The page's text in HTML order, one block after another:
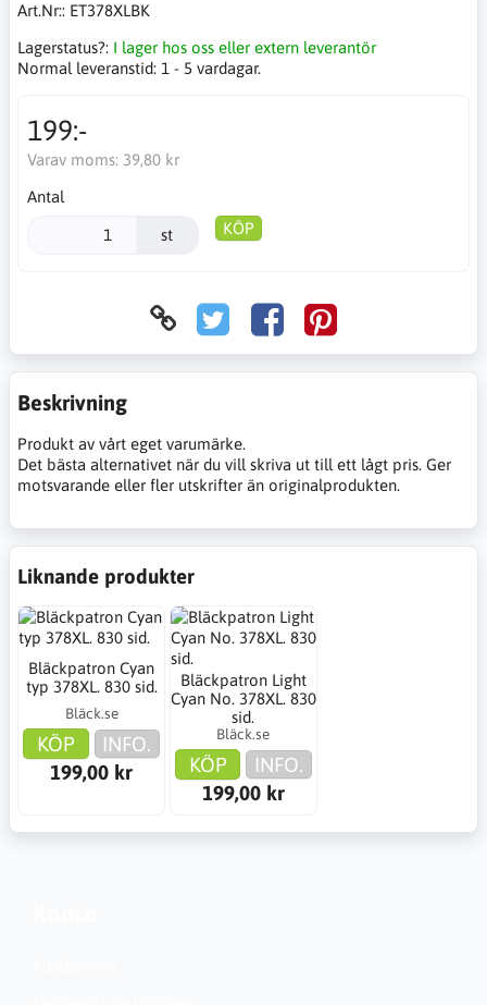
Art.Nr:: ET378XLBK
Lagerstatus?: I lager hos oss eller extern leverantör
Normal leveranstid: 1 - 5 vardagar.
199:-
Varav moms: 39,80 kr
Antal
st KÖP
Beskrivning
Produkt av vårt eget varumärke.
Det bästa alternativet när du vill skriva ut till ett lågt pris. Ger
motsvarande eller fler utskrifter än originalprodukten.
Liknande produkter
Bläckpatron Cyan
typ 378XL. 830 sid.
Bläck.se
KÖP
INFO.
199,00 kr
Bläckpatron Light
Cyan No. 378XL. 830
sid.
Bläck.se
KÖP
INFO.
199,00 kr